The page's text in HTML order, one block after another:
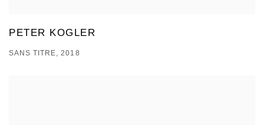
PETER KOGLER
SANS TITRE, 2018